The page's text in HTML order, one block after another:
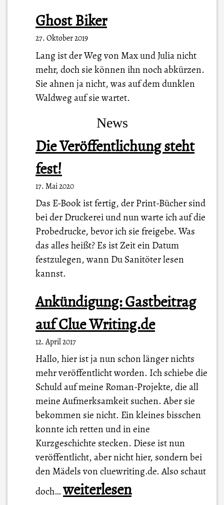
Ghost Biker
27. Oktober 2019
Lang ist der Weg von Max und Julia nicht
mehr, doch sie können ihn noch abkürzen.
Sie ahnen ja nicht, was auf dem dunklen
Waldweg auf sie wartet.
News
Die Veröffentlichung steht
fest!
17. Mai 2020
Das E-Book ist fertig, der Print-Bücher sind
bei der Druckerei und nun warte ich auf die
Probedrucke, bevor ich sie freigebe. Was
das alles heißt? Es ist Zeit ein Datum
festzulegen, wann Du Sanitöter lesen
kannst.
Ankündigung: Gastbeitrag
auf Clue Writing.de
12. April 2017
Hallo, hier ist ja nun schon länger nichts
mehr veröffentlicht worden. Ich schiebe die
Schuld auf meine Roman-Projekte, die all
meine Aufmerksamkeit suchen. Aber sie
bekommen sie nicht. Ein kleines bisschen
konnte ich retten und in eine
Kurzgeschichte stecken. Diese ist nun
veröffentlicht, aber nicht hier, sondern bei
den Mädels von cluewriting.de. Also schaut
doch…A
weiterlesen